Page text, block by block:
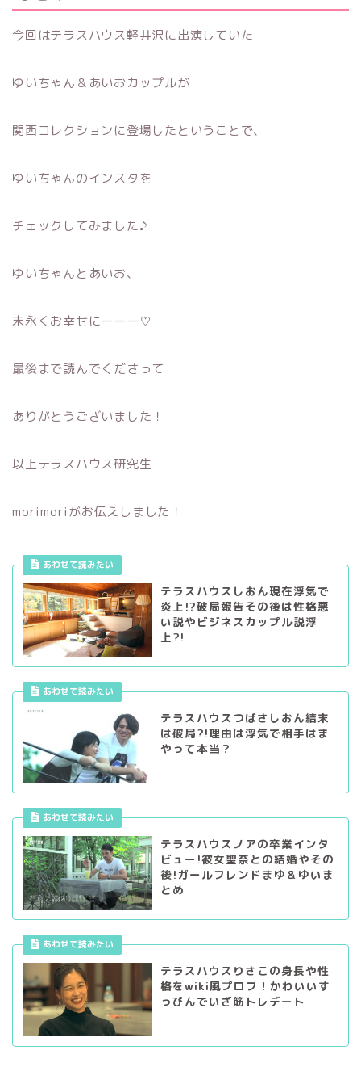
今回はテラスハウス軽井沢に出演していた
ゆいちゃん＆あいおカップルが
関西コレクションに登場したということで、
ゆいちゃんのインスタを
チェックしてみました♪
ゆいちゃんとあいお、
末永くお幸せにーーー♡
最後まで読んでくださって
ありがとうございました！
以上テラスハウス研究生
morimoriがお伝えしました！
あわせて読みたい
テラスハウスしおん現在浮気で
炎上!?破局報告その後は性格悪
い説やビジネスカップル説浮
上?!
あわせて読みたい
テラスハウスつばさしおん結末
は破局?!理由は浮気で相手はま
やって本当？
あわせて読みたい
テラスハウスノアの卒業インタ
ビュー!彼女聖奈との結婚やその
後!ガールフレンドまゆ＆ゆいま
とめ
あわせて読みたい
テラスハウスりさこの身長や性
格をwiki風プロフ！かわいいす
っぴんでいざ筋トレデート